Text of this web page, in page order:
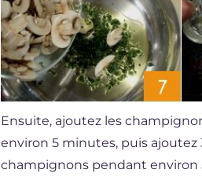
Ensuite, ajoutez les
environ 5 minutes, puis ajoutez
champignons pendant environ